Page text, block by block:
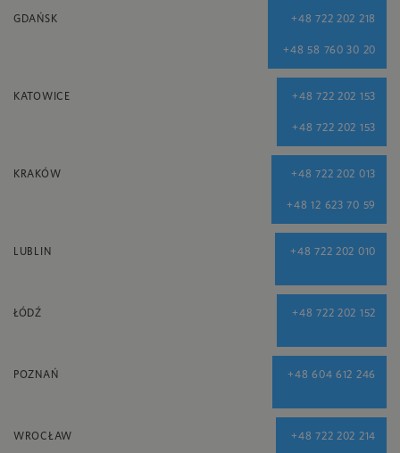
GDAŃSK +48 722 202 218
+48 58 760 30 20
KATOWICE +48 722 202 153
+48 722 202 153
KRAKÓW +48 722 202 013
+48 12 623 70 59
LUBLIN +48 722 202 010
ŁÓDŹ +48 722 202 152
POZNAŃ +48 604 612 246
WROCŁAW +48 722 202 214